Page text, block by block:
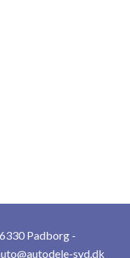
Padborg -
syd.dk